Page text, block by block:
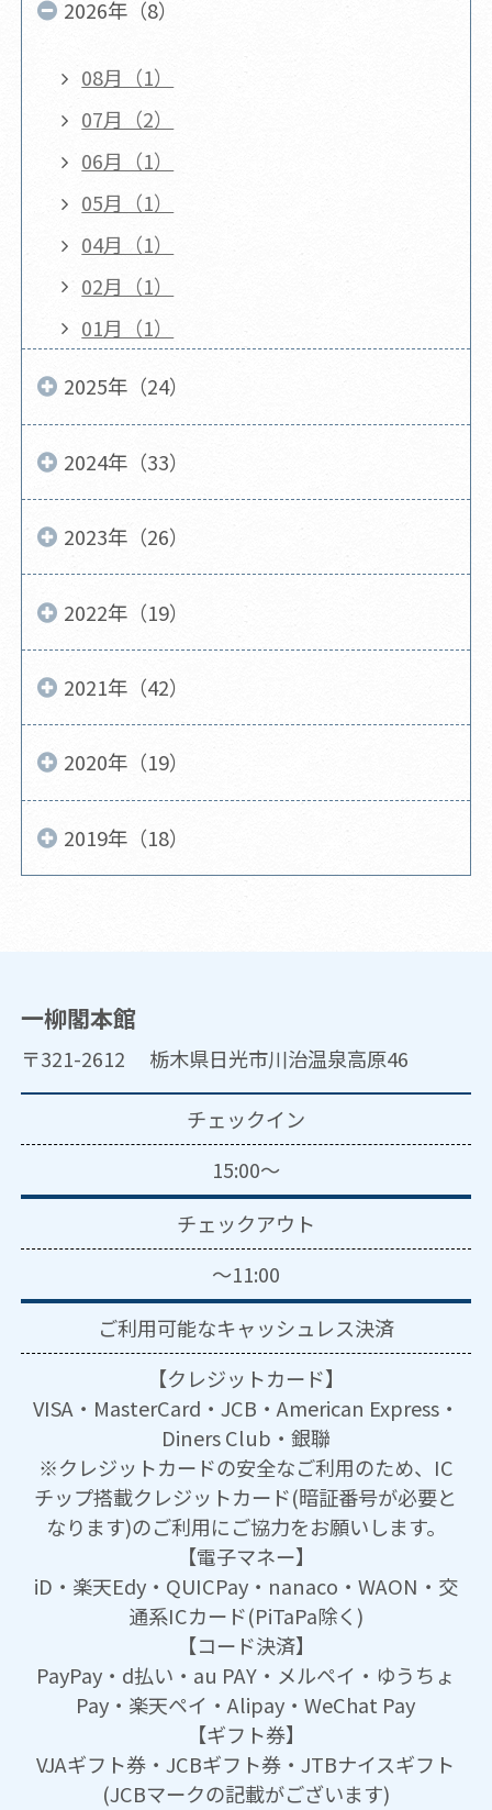
2026年（8）
08月（1）
07月（2）
06月（1）
05月（1）
04月（1）
02月（1）
01月（1）
2025年（24）
2024年（33）
2023年（26）
2022年（19）
2021年（42）
2020年（19）
2019年（18）
一柳閣本館
〒321-2612 栃木県日光市川治温泉高原46
チェックイン
15:00～
チェックアウト
～11:00
ご利用可能なキャッシュレス決済
【クレジットカード】
VISA・MasterCard・JCB・American Express・
Diners Club・銀聯
※クレジットカードの安全なご利用のため、IC
チップ搭載クレジットカード(暗証番号が必要と
なります)のご利用にご協力をお願いします。
【電子マネー】
iD・楽天Edy・QUICPay・nanaco・WAON・交
通系ICカード(PiTaPa除く)
【コード決済】
PayPay・d払い・au PAY・メルペイ・ゆうちょ
Pay・楽天ペイ・Alipay・WeChat Pay
【ギフト券】
VJAギフト券・JCBギフト券・JTBナイスギフト
(JCBマークの記載がございます)